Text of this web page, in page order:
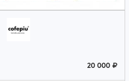
20 000 ₽